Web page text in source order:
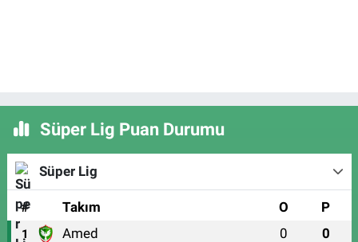
Süper Lig Puan Durumu
Süper Lig
# Takım O P
1 Amed 0 0